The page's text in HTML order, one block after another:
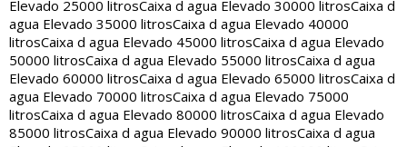
Elevado 25000 litrosCaixa d agua Elevado 30000 litrosCaixa d
agua Elevado 35000 litrosCaixa d agua Elevado 40000
litrosCaixa d agua Elevado 45000 litrosCaixa d agua Elevado
50000 litrosCaixa d agua Elevado 55000 litrosCaixa d agua
Elevado 60000 litrosCaixa d agua Elevado 65000 litrosCaixa d
agua Elevado 70000 litrosCaixa d agua Elevado 75000
litrosCaixa d agua Elevado 80000 litrosCaixa d agua Elevado
85000 litrosCaixa d agua Elevado 90000 litrosCaixa d agua